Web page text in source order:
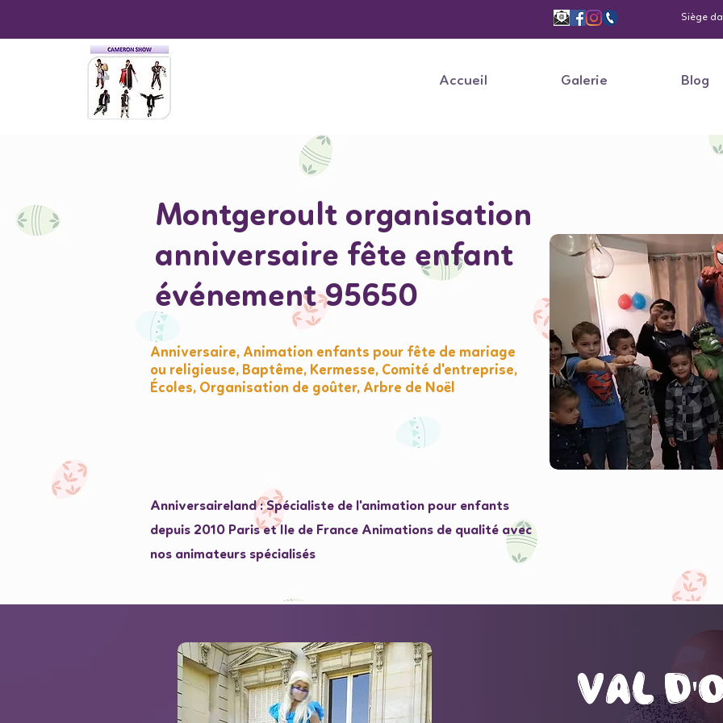
Siège
Accueil Galerie Blog
Montgeroult organisation
anniversaire fête enfant
événement 95650
Anniversaire, Animation enfants pour fête de mariage
ou religieuse, Baptême, Kermesse, Comité d'entreprise,
Écoles, Organisation de goûter, Arbre de Noël
Anniversaireland : Spécialiste de l'animation pour enfants
depuis 2010 Paris et Ile de France Animations de qualité avec
nos animateurs spécialisés
val
val